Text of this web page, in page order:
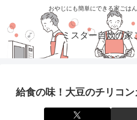
おやじにも簡単にできる家ごは
ミスター自炊の家
給食の味！大豆のチリコン